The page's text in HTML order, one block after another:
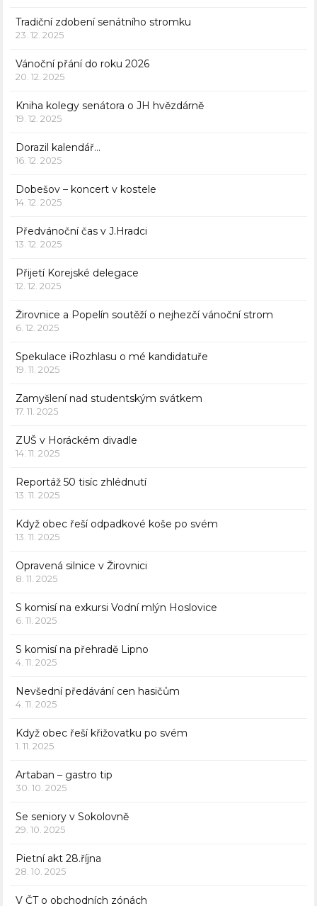
Tradiční zdobení senátního stromku
23. 12. 2025
Vánoční přání do roku 2026
20. 12. 2025
Kniha kolegy senátora o JH hvězdárně
19. 12. 2025
Dorazil kalendář…
16. 12. 2025
Dobešov – koncert v kostele
14. 12. 2025
Předvánoční čas v J.Hradci
13. 12. 2025
Přijetí Korejské delegace
12. 12. 2025
Žirovnice a Popelín soutěží o nejhezčí vánoční strom
6. 12. 2025
Spekulace iRozhlasu o mé kandidatuře
19. 11. 2025
Zamyšlení nad studentským svátkem
17. 11. 2025
ZUŠ v Horáckém divadle
14. 11. 2025
Reportáž 50 tisíc zhlédnutí
13. 11. 2025
Když obec řeší odpadkové koše po svém
13. 11. 2025
Opravená silnice v Žirovnici
8. 11. 2025
S komisí na exkursi Vodní mlýn Hoslovice
6. 11. 2025
S komisí na přehradě Lipno
4. 11. 2025
Nevšední předávání cen hasičům
4. 11. 2025
Když obec řeší křižovatku po svém
1. 11. 2025
Artaban – gastro tip
30. 10. 2025
Se seniory v Sokolovně
29. 10. 2025
Pietní akt 28.října
28. 10. 2025
V ČT o obchodních zónách